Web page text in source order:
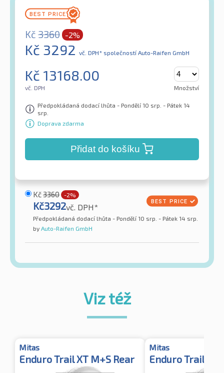
Kč 3360 -2%
Kč 3292 vč. DPH* společností Auto-Raifen GmbH
Kč 13168.00
vč. DPH Množství
Předpokládaná dodací lhůta - Pondělí 10 srp. - Pátek 14
srp.
Doprava zdarma
Přidat do košíku
Kč3360 -2%
Kč3292vč. DPH*
Předpokládaná dodací lhůta - Pondělí 10 srp. - Pátek 14 srp.
by Auto-Raifen GmbH
Viz též
Mitas
Enduro Trail XT M+S Rear
Mitas
Enduro Trail XT